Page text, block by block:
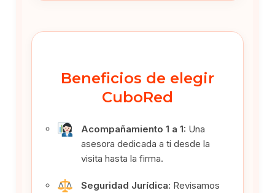
Beneficios de elegir
CuboRed
Acompañamiento 1 a 1: Una
asesora dedicada a ti desde la
visita hasta la firma.
Seguridad Jurídica: Revisamos